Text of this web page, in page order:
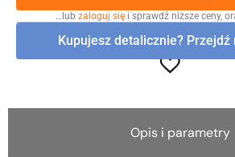
…lub zaloguj się i sprawdź niższe ceny,
Kupujesz detalicznie? Przejdź
Opis i parametry